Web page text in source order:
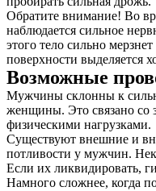
Обратите внимание! Во
наблюдается сильное
этого тело сильно
поверхности выделяется
Возможные
Мужчины склонны к
женщины. Это связано со
физическими нагрузками.
Существуют внешние и
потливости у мужчин.
Если их ликвидировать,
Намного сложнее, когда